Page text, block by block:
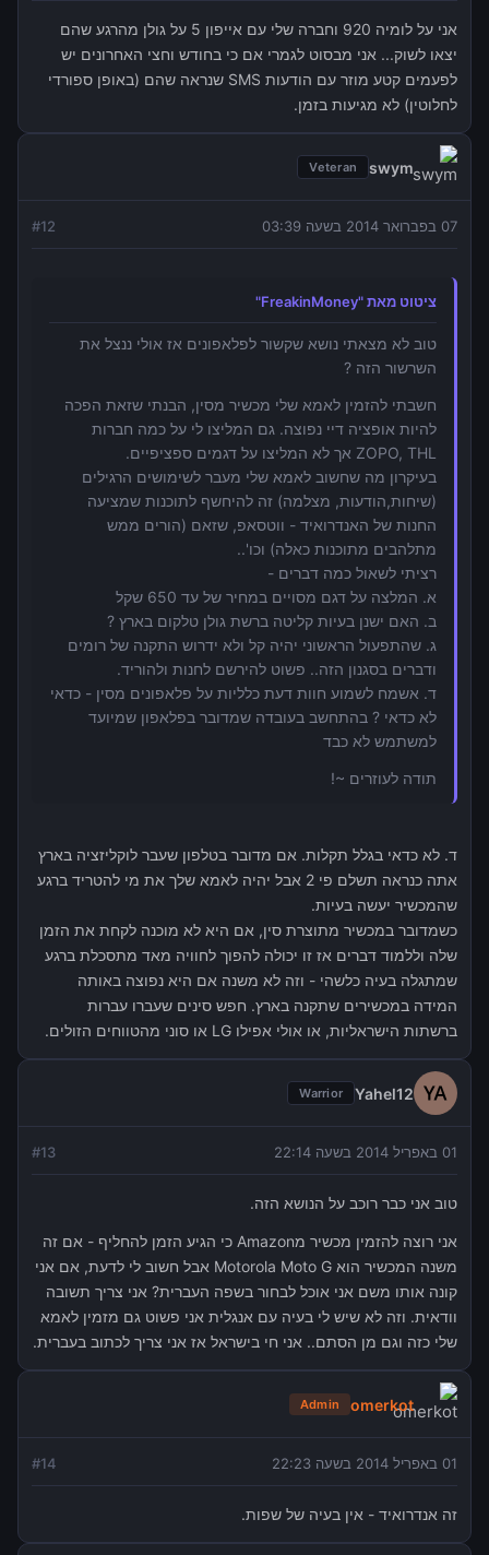
אני על לומיה 920 וחברה שלי עם אייפון 5 על גולן מהרגע שהם
יצאו לשוק... אני מבסוט לגמרי אם כי בחודש וחצי האחרונים יש
לפעמים קטע מוזר עם הודעות SMS שנראה שהם (באופן ספורדי
לחלוטין) לא מגיעות בזמן.
swym
Veteran
07 בפברואר 2014 בשעה 03:39 #12
ציטוט מאת "FreakinMoney"
טוב לא מצאתי נושא שקשור לפלאפונים אז אולי ננצל את
השרשור הזה ?
חשבתי להזמין לאמא שלי מכשיר מסין, הבנתי שזאת הפכה
להיות אופציה דיי נפוצה. גם המליצו לי על כמה חברות
ZOPO, THL אך לא המליצו על דגמים ספציפיים.
בעיקרון מה שחשוב לאמא שלי מעבר לשימושים הרגילים
(שיחות,הודעות, מצלמה) זה להיחשף לתוכנות שמציעה
החנות של האנדרואיד - ווטסאפ, שזאם (הורים ממש
מתלהבים מתוכנות כאלה) וכו'..
רציתי לשאול כמה דברים -
א. המלצה על דגם מסויים במחיר של עד 650 שקל
ב. האם ישנן בעיות קליטה ברשת גולן טלקום בארץ ?
ג. שהתפעול הראשוני יהיה קל ולא ידרוש התקנה של רומים
ודברים בסגנון הזה.. פשוט להירשם לחנות ולהוריד.
ד. אשמח לשמוע חוות דעת כלליות על פלאפונים מסין - כדאי
לא כדאי ? בהתחשב בעובדה שמדובר בפלאפון שמיועד
למשתמש לא כבד
תודה לעוזרים ~!
ד. לא כדאי בגלל תקלות. אם מדובר בטלפון שעבר לוקליזציה בארץ
אתה כנראה תשלם פי 2 אבל יהיה לאמא שלך את מי להטריד ברגע
שהמכשיר יעשה בעיות.
כשמדובר במכשיר מתוצרת סין, אם היא לא מוכנה לקחת את הזמן
שלה וללמוד דברים אז זו יכולה להפוך לחוויה מאד מתסכלת ברגע
שמתגלה בעיה כלשהי - וזה לא משנה אם היא נפוצה באותה
המידה במכשירים שתקנה בארץ. חפש סינים שעברו עברות
ברשתות הישראליות, או אולי אפילו LG או סוני מהטווחים הזולים.
Yahel12
Warrior
01 באפריל 2014 בשעה 22:14 #13
טוב אני כבר רוכב על הנושא הזה.
אני רוצה להזמין מכשיר מAmazon כי הגיע הזמן להחליף - אם זה
משנה המכשיר הוא Motorola Moto G אבל חשוב לי לדעת, אם אני
קונה אותו משם אני אוכל לבחור בשפה העברית? אני צריך תשובה
וודאית. וזה לא שיש לי בעיה עם אנגלית אני פשוט גם מזמין לאמא
שלי כזה וגם מן הסתם.. אני חי בישראל אז אני צריך לכתוב בעברית.
omerkot
Admin
01 באפריל 2014 בשעה 22:23 #14
זה אנדרואיד - אין בעיה של שפות.